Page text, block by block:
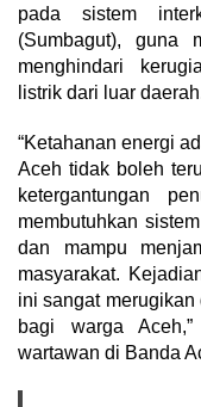
pada sistem
(Sumbagut), guna
menghindari
listrik dari luar
“Ketahanan energi
Aceh tidak boleh
ketergantungan
membutuhkan
dan mampu
masyarakat.
ini sangat
bagi warga
wartawan di Banda